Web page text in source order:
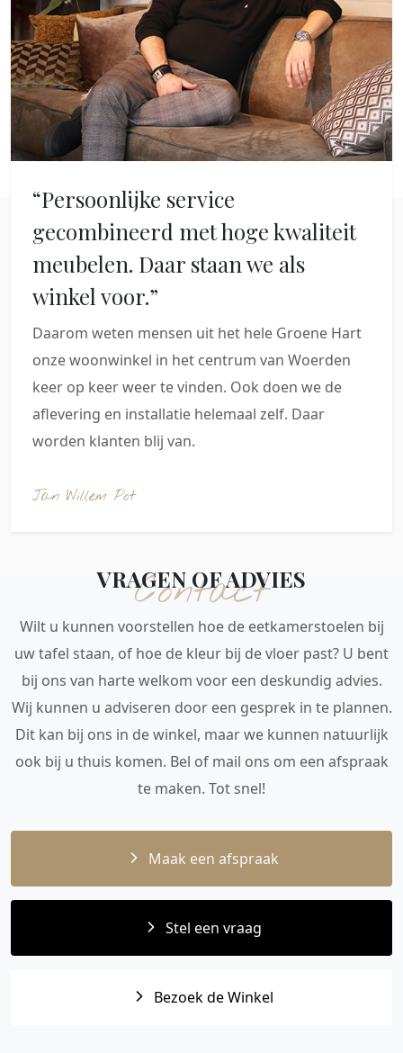
“Persoonlijke service
gecombineerd met hoge kwaliteit
meubelen. Daar staan we als
winkel voor.”
Daarom weten mensen uit het hele Groene Hart
onze woonwinkel in het centrum van Woerden
keer op keer weer te vinden. Ook doen we de
aflevering en installatie helemaal zelf. Daar
worden klanten blij van.
Jan Willem Pot
Contact
VRAGEN OF ADVIES
Wilt u kunnen voorstellen hoe de eetkamerstoelen bij
uw tafel staan, of hoe de kleur bij de vloer past? U bent
bij ons van harte welkom voor een deskundig advies.
Wij kunnen u adviseren door een gesprek in te plannen.
Dit kan bij ons in de winkel, maar we kunnen natuurlijk
ook bij u thuis komen. Bel of mail ons om een afspraak
te maken. Tot snel!
Maak een afspraak
Stel een vraag
Bezoek de Winkel